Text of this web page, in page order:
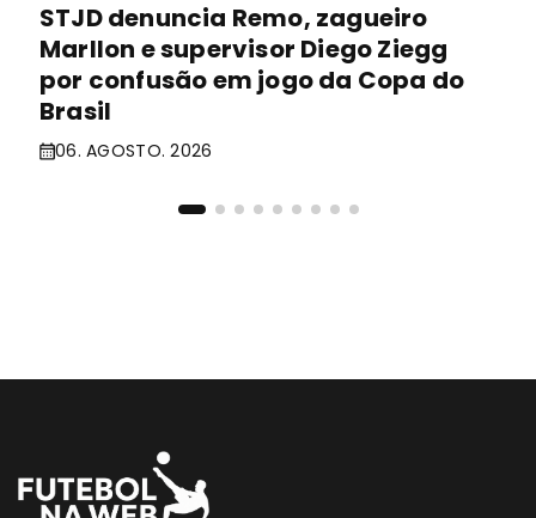
STJD denuncia Remo, zagueiro
Marllon e supervisor Diego Ziegg
por confusão em jogo da Copa do
Brasil
06. AGOSTO. 2026